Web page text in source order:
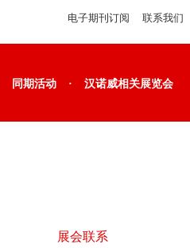
电子期刊订阅 联系我们
同期活动 · 汉诺威相关展览会
展会联系